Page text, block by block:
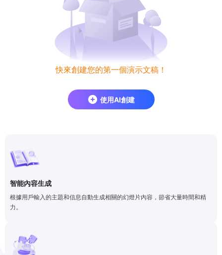
快來創建您的第一個演示文稿！
使用AI創建
智能內容生成
根據用戶輸入的主題和信息自動生成相關的幻燈片內容，節省大量時間和精
力。